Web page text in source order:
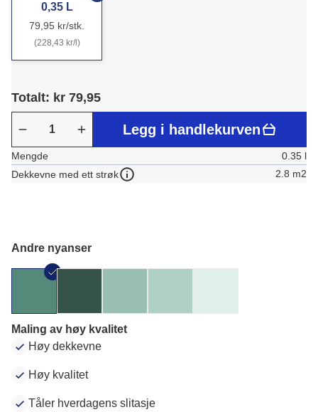
0,35 L
79,95 kr/stk.
(228,43 kr/l)
Totalt: kr 79,95
Legg i handlekurven
Mengde
0.35 l
Dekkevne med ett strøk
2.8 m2
Andre nyanser
Maling av høy kvalitet
Høy dekkevne
Høy kvalitet
Tåler hverdagens slitasje